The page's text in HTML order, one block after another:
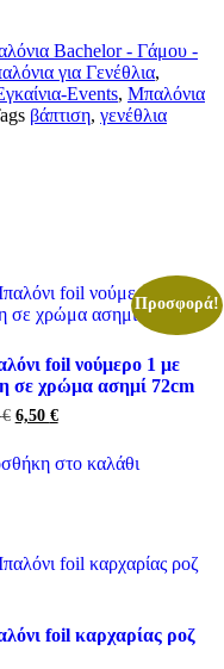
Bachelor - Γάμου -
για Γενέθλια,
Events, Μπαλόνια
βάπτιση, γενέθλια
Προσφορά!
foil νούμερο 1 με
σε χρώμα ασημί 72cm
€ Original
was:
8,00 €.
6,50 €Η
είναι:
στο καλάθι
foil καρχαρίας ροζ